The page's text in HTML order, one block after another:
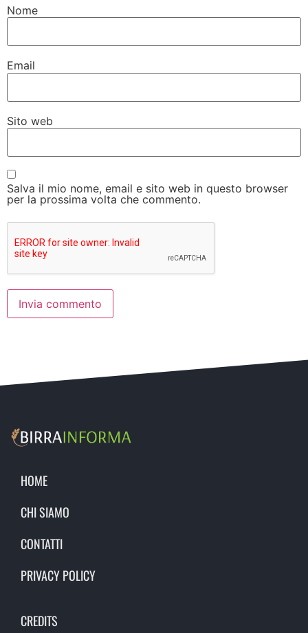
Nome
Email
Sito web
Salva il mio nome, email e sito web in questo browser
per la prossima volta che commento.
HOME
CHI SIAMO
CONTATTI
PRIVACY POLICY
CREDITS